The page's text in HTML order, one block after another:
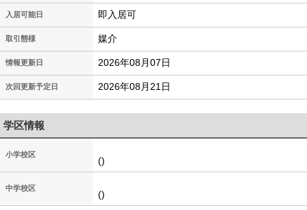
入居可能日 即入居可
取引態様 媒介
情報更新日 2026年08月07日
次回更新予定日 2026年08月21日
学区情報
小学校区
()
中学校区
()